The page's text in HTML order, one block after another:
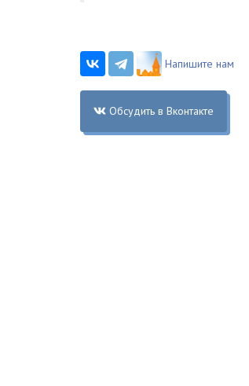
Напишите нам
Обсудить в Вконтакте